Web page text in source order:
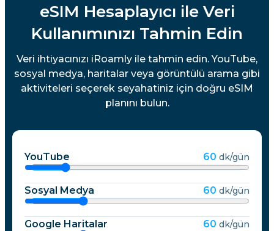
eSIM Hesaplayıcı ile Veri
Kullanımınızı Tahmin Edin
Veri ihtiyacınızı iRoamly ile tahmin edin. YouTube,
sosyal medya, haritalar veya görüntülü arama gibi
aktiviteleri seçerek seyahatiniz için doğru eSIM
planını bulun.
YouTube 60 dk/gün
Sosyal Medya 60 dk/gün
Google Haritalar 60 dk/gün